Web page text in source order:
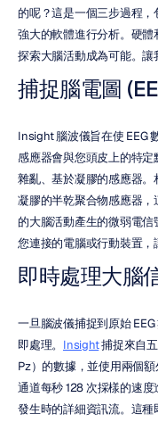
的呢？這是一個三步過程
強大的軟體進行分析。硬
探索大腦活動成為可能。讓
捕捉腦電圖
Insight 腦波儀旨在使 EEG
感應器會與您頭皮上的特
雜亂、基於凝膠的感應器
凝膠的半乾聚合物感應器
的大腦活動產生的微弱電
您連接的電腦或行動裝置，
即時處理大腦
一旦腦波儀捕捉到原始
即處理。 Insight 捕捉來自
Pz）的數據，並使用兩個
通道每秒 128 次採樣的速
發生時的詳細資訊流。這種